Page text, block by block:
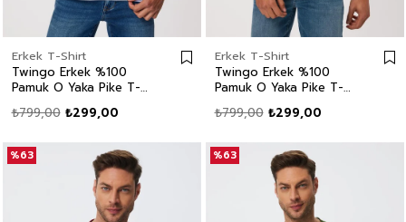
Erkek T-Shirt
Twingo Erkek %100
Pamuk O Yaka Pike T-
₺299,00
₺799,00
Erkek T-Shirt
Twingo Erkek %100
Pamuk O Yaka Pike T-
₺299,00
₺799,00
%63 %63